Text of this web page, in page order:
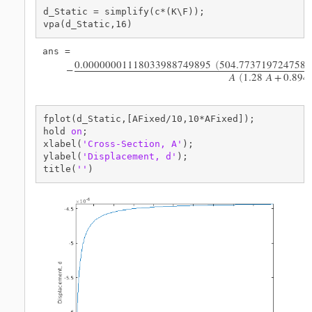
d_Static = simplify(c*(K\F));
vpa(d_Static,16)
−0.00000001118033988749895 (504.7737197247586
A (1.28A+
fplot(d_Static,[AFixed/10,10*AFixed]);
hold on ;
xlabel( 'Cross-Section, A' );
ylabel( 'Displacement, d' );
title( '' )